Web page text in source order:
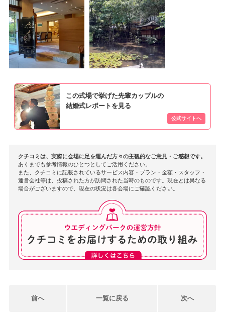
この式場で挙げた先輩カップルの
結婚式レポートを見る
クチコミは、実際に会場に足を運んだ方々の主観的なご意見・ご感想です。
あくまでも参考情報のひとつとしてご活用ください。
また、クチコミに記載されているサービス内容・プラン・金額・スタッフ・
運営会社等は、投稿された方が訪問された当時のものです。現在とは異なる
場合がございますので、現在の状況は各会場にご確認ください。
前へ 一覧に戻る 次へ